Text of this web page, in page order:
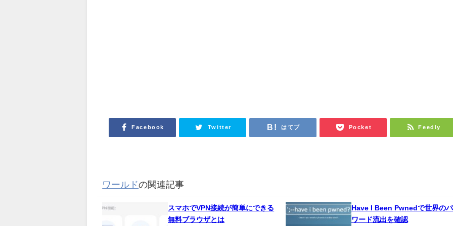
Facebook Twitter はてブ Pocket Feedly
ワールドの関連記事
スマホでVPN接続が簡単にできる
無料ブラウザとは
Have I Been Pwnedで世界の
ワード流出を確認